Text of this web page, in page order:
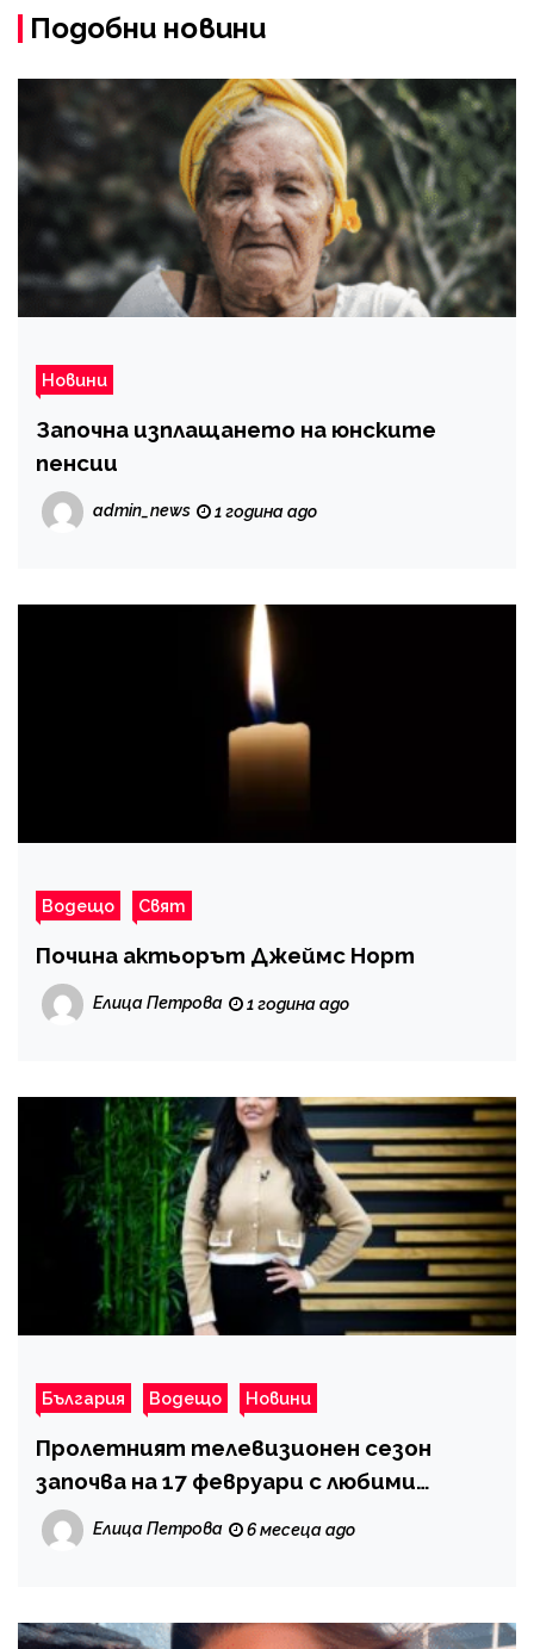
Подобни новини
Новини
Започна изплащането на юнските
пенсии
admin_news 1 година ago
Водещо Свят
Почина актьорът Джеймс Норт
Елица Петрова 1 година ago
България Водещо Новини
Пролетният телевизионен сезон
започва на 17 февруари с любими
формати и познати лица
Елица Петрова 6 месеца ago